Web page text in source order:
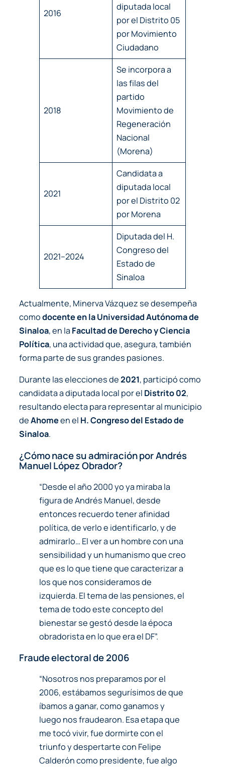
2016
diputada local
por el Distrito 05
por Movimiento
Ciudadano
2018
Se incorpora a
las filas del
partido
Movimiento de
Regeneración
Nacional
(Morena)
2021
Candidata a
diputada local
por el Distrito 02
por Morena
2021–2024
Diputada del H.
Congreso del
Estado de
Sinaloa
Actualmente, Minerva Vázquez se desempeña
comodocente en la Universidad Autónoma de
Sinaloa, en la Facultad de Derecho y Ciencia
Política, una actividad que, asegura, también
forma parte de sus grandes pasiones.
Durante las elecciones de2021, participó como
candidata a diputada local por el Distrito 02,
resultando electa para representar al municipio
deAhomeen el H. Congreso del Estado de
Sinaloa.
¿Cómo nace su admiración por Andrés
Manuel López Obrador?
“Desde el año 2000 yo ya miraba la
figura de Andrés Manuel, desde
entonces recuerdo tener afinidad
política, de verlo e identificarlo, y de
admirarlo… El ver a un hombre con una
sensibilidad y un humanismo que creo
que es lo que tiene que caracterizar a
los que nos consideramos de
izquierda. El tema de las pensiones, el
tema de todo este concepto del
bienestar se gestó desde la época
obradorista en lo que era el DF”.
Fraude electoral de 2006
“Nosotros nos preparamos por el
2006, estábamos segurísimos de que
íbamos a ganar, como ganamos y
luego nos fraudearon. Esa etapa que
me tocó vivir, fue dormirte con el
triunfo y despertarte con Felipe
Calderón como presidente, fue algo